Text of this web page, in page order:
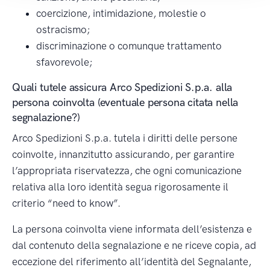
coercizione, intimidazione, molestie o
ostracismo;
discriminazione o comunque trattamento
sfavorevole;
Quali tutele assicura Arco Spedizioni S.p.a. alla
persona coinvolta (eventuale persona citata nella
segnalazione?)
Arco Spedizioni S.p.a. tutela i diritti delle persone
coinvolte, innanzitutto assicurando, per garantire
l’appropriata riservatezza, che ogni comunicazione
relativa alla loro identità segua rigorosamente il
criterio “need to know”.
La persona coinvolta viene informata dell’esistenza e
dal contenuto della segnalazione e ne riceve copia, ad
eccezione del riferimento all’identità del Segnalante,